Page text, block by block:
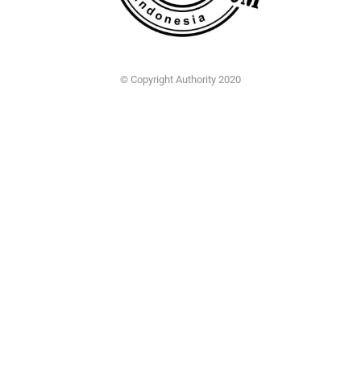
© Copyright Authority 2020